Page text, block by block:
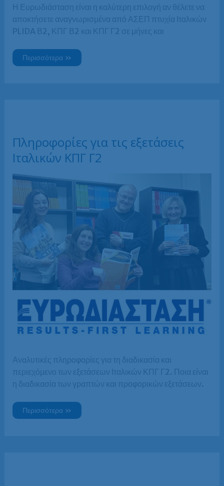
Η Ευρωδιάσταση είναι η καλύτερη επιλογή αν θέλετε να
αποκτήσετε αναγνωρισμένα από ΑΣΕΠ πτυχία Ιταλικών
PLIDA Β2, ΚΠΓ Β2 και ΚΠΓ Γ2 σε μήνες και
Ιταλικά
για
Περισσότερα »
Πληροφορίες για τις εξετάσεις
Ιταλικών ΚΠΓ Γ2
Αναλυτικές πληροφορίες για τη διαδικασία και
περιεχόμενο των εξετάσεων Ιταλικών ΚΠΓ Γ2. Ποια είναι
η διαδικασία των γραπτών και προφορικών εξετάσεων.
Πληροφορίες
για
Περισσότερα »